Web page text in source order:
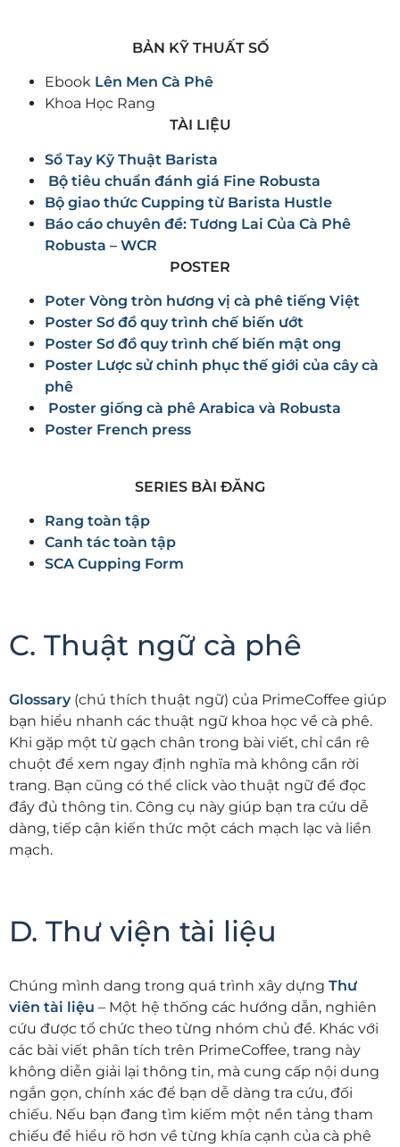
BẢN KỸ THUẤT SỐ
Ebook Lên Men Cà Phê
Khoa Học Rang
TÀI LIỆU
Sổ Tay Kỹ Thuật Barista
Bộ tiêu chuẩn đánh giá Fine Robusta
Bộ giao thức Cupping từ Barista Hustle
Báo cáo chuyên đề: Tương Lai Của Cà Phê
Robusta – WCR
POSTER
Poter Vòng tròn hương vị cà phê tiếng Việt
Poster Sơ đồ quy trình chế biến ướt
Poster Sơ đồ quy trình chế biến mật ong
Poster Lược sử chinh phục thế giới của cây cà
phê
Poster giống cà phê Arabica và Robusta
Poster French press
SERIES BÀI ĐĂNG
Rang toàn tập
Canh tác toàn tập
SCA Cupping Form
C. Thuật ngữ cà phê
Glossary(chú thích thuật ngữ) của PrimeCoffee giúp
bạn hiểu nhanh các thuật ngữ khoa học về cà phê.
Khi gặp một từ gạch chân trong bài viết, chỉ cần rê
chuột để xem ngay định nghĩa mà không cần rời
trang. Bạn cũng có thể click vào thuật ngữ để đọc
đầy đủ thông tin. Công cụ này giúp bạn tra cứu dễ
dàng, tiếp cận kiến thức một cách mạch lạc và liền
mạch.
D. Thư viện tài liệu
Chúng mình dang trong quá trình xây dựng Thư
viên tài liệu – Một hệ thống các hướng dẫn, nghiên
cứu được tổ chức theo từng nhóm chủ đề. Khác với
các bài viết phân tích trên PrimeCoffee, trang này
không diễn giải lại thông tin, mà cung cấp nội dung
ngắn gọn, chính xác để bạn dễ dàng tra cứu, đối
chiếu. Nếu bạn đang tìm kiếm một nền tảng tham
chiếu để hiểu rõ hơn về từng khía cạnh của cà phê